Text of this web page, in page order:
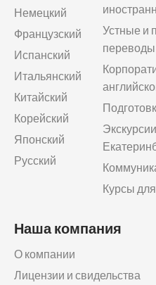
Немецкий
Французский
Испанский
Итальянский
Китайский
Корейский
Японский
Русский
Устные и
переводы
Курсы
Наша компания
О компании
Лицензии и свидельства